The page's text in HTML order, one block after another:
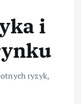
i
ryzyk,